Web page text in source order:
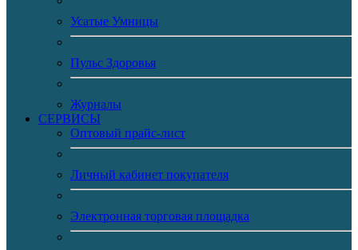
Усатые Умницы
Пульс Здоровья
Журналы
CЕРВИСЫ
Оптовый прайс-лист
Личный кабинет покупателя
Электронная торговая площадка